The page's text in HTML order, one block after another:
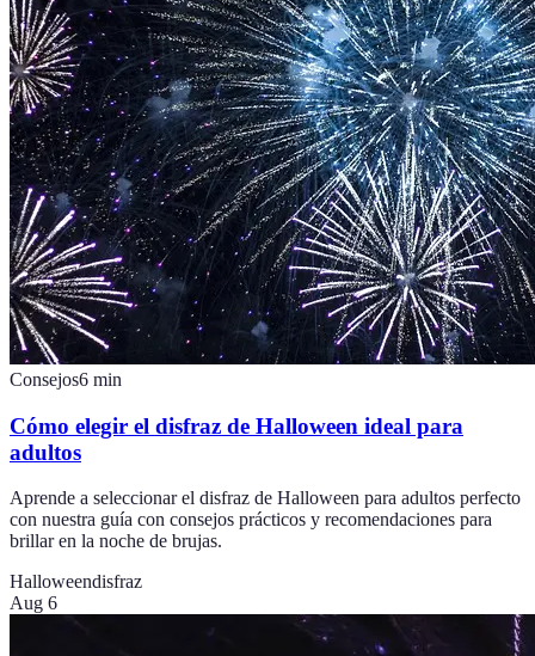
Consejos6 min
Cómo elegir el disfraz de Halloween ideal para
adultos
Aprende a seleccionar el disfraz de Halloween para adultos perfecto
con nuestra guía con consejos prácticos y recomendaciones para
brillar en la noche de brujas.
Halloweendisfraz
Aug 6